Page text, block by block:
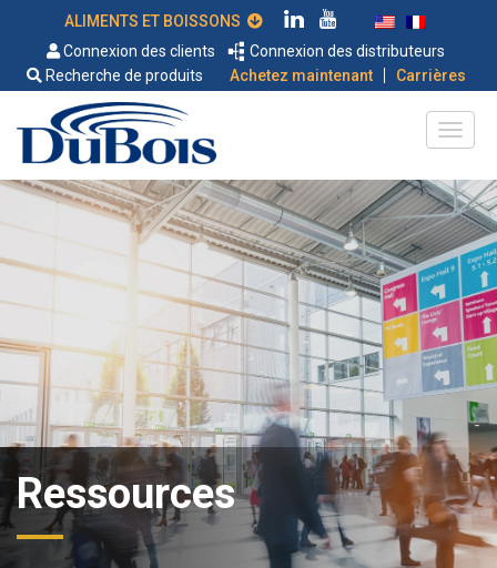
Connexion des clients
Connexion des distributeurs
Recherche de produits
Achetez maintenant | Carrières
Ressources